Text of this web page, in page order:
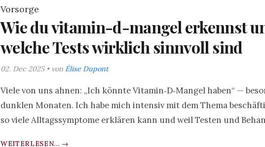
Vorsorge
Wie du vitamin-d-mangel erkennst
welche Tests wirklich sinnvoll sind
02. Dec 2025 • von Élise Dupont
Viele von uns ahnen: „Ich könnte Vitamin‑D‑Mangel haben“ —
dunklen Monaten. Ich habe mich intensiv mit dem Thema
so viele Alltagssymptome erklären kann und weil Testen und
WEITERLESEN... →